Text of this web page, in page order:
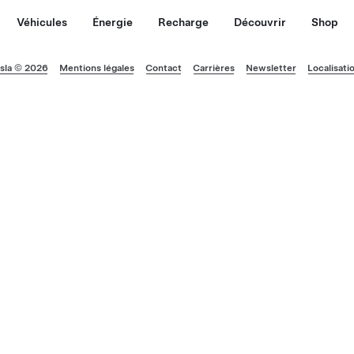
Véhicules Énergie Recharge Découvrir Shop
© 2026 Mentions légales Contact Carrières Newsletter